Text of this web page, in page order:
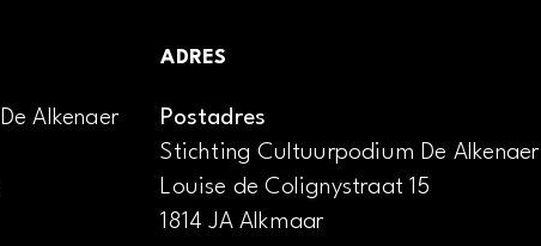
Alkenaer
ADRES
Postadres
Stichting Cultuurpodium De Alkenaer
Louise de Colignystraat 15
1814 JA Alkmaar